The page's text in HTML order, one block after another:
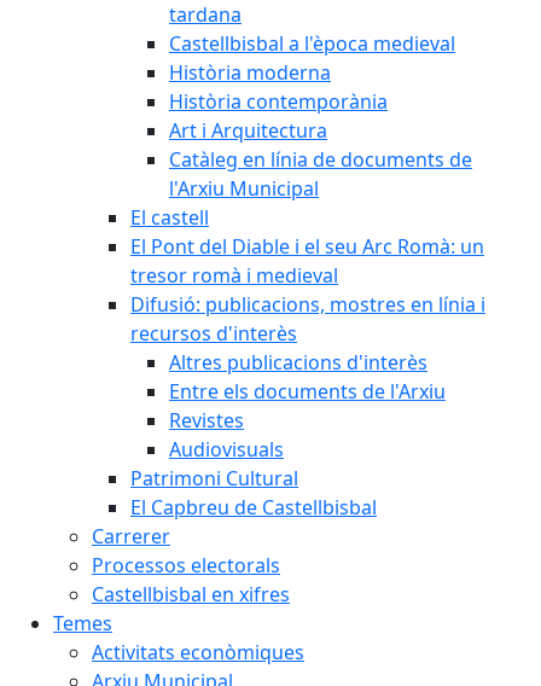
tardana
Castellbisbal a l'època medieval
Història moderna
Història contemporània
Art i Arquitectura
Catàleg en línia de documents de
l'Arxiu Municipal
El castell
El Pont del Diable i el seu Arc Romà: un
tresor romà i medieval
Difusió: publicacions, mostres en línia i
recursos d'interès
Altres publicacions d'interès
Entre els documents de l'Arxiu
Revistes
Audiovisuals
Patrimoni Cultural
El Capbreu de Castellbisbal
Carrerer
Processos electorals
Castellbisbal en xifres
Temes
Activitats econòmiques